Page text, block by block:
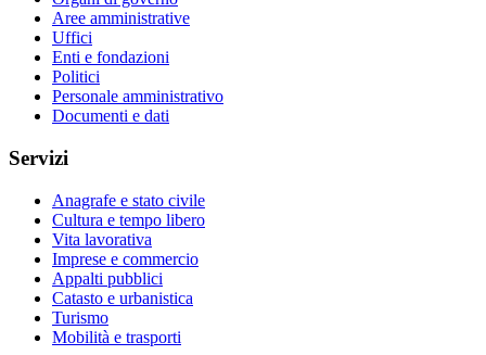
Aree amministrative
Uffici
Enti e fondazioni
Politici
Personale amministrativo
Documenti e dati
Servizi
Anagrafe e stato civile
Cultura e tempo libero
Vita lavorativa
Imprese e commercio
Appalti pubblici
Catasto e urbanistica
Turismo
Mobilità e trasporti